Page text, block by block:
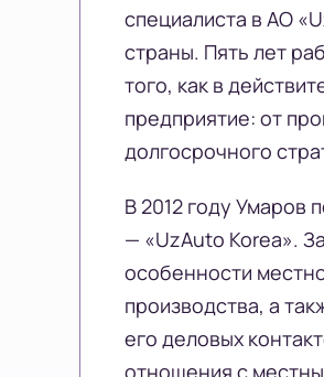
специалиста в АО
страны. Пять лет
того, как в
предприятие: от
долгосрочного
В 2012 году Умаров
— «UzAuto Korea».
особенности
производства, а
его деловых
отношения с